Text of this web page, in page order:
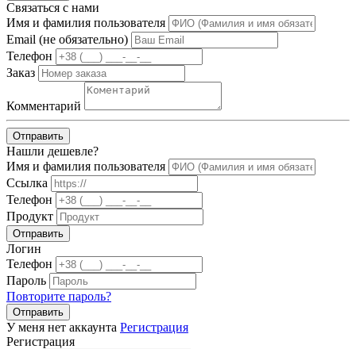
Связаться с нами
Имя и фамилия пользователя
Email (не обязательно)
Телефон
Заказ
Комментарий
Отправить
Нашли дешевле?
Имя и фамилия пользователя
Ссылка
Телефон
Продукт
Отправить
Логин
Телефон
Пароль
Повторите пароль?
Отправить
У меня нет аккаунта Регистрация
Регистрация